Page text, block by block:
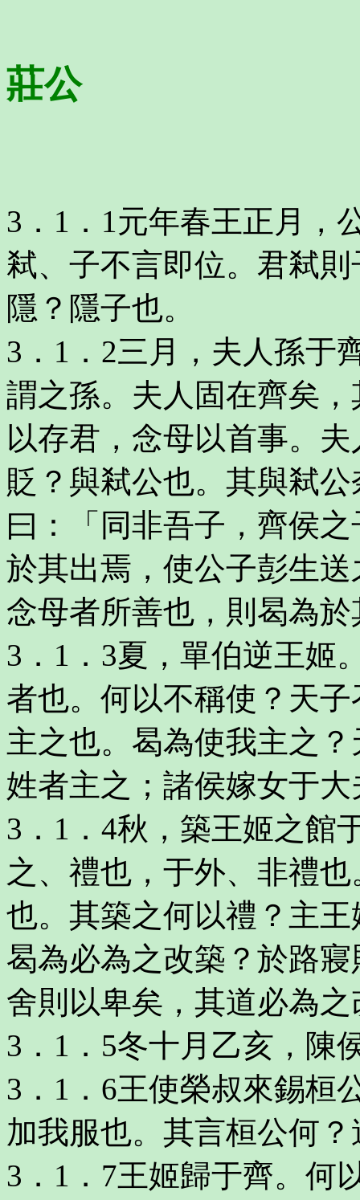
莊公
3．1．1元年春王正月，
弒、子不言即位。君弒
隱？隱子也。
3．1．2三月，夫人孫于
謂之孫。夫人固在齊矣
以存君，念母以首事。
貶？與弒公也。其與弒
曰：「同非吾子，齊侯
於其出焉，使公子彭生
念母者所善也，則曷為
3．1．3夏，單伯逆王姬
者也。何以不稱使？天
主之也。曷為使我主之
姓者主之；諸侯嫁女于
3．1．4秋，築王姬之館
之、禮也，于外、非禮
也。其築之何以禮？主
曷為必為之改築？於路
舍則以卑矣，其道必為
3．1．5冬十月乙亥，陳
3．1．6王使榮叔來錫桓
加我服也。其言桓公何
3．1．7王姬歸于齊。何